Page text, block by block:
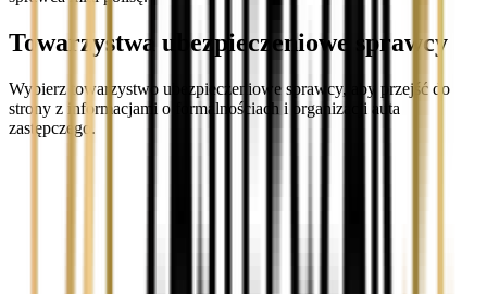
Towarzystwa ubezpieczeniowe sprawcy
Wybierz towarzystwo ubezpieczeniowe sprawcy, aby przejść do
strony z informacjami o formalnościach i organizacji auta
zastępczego.